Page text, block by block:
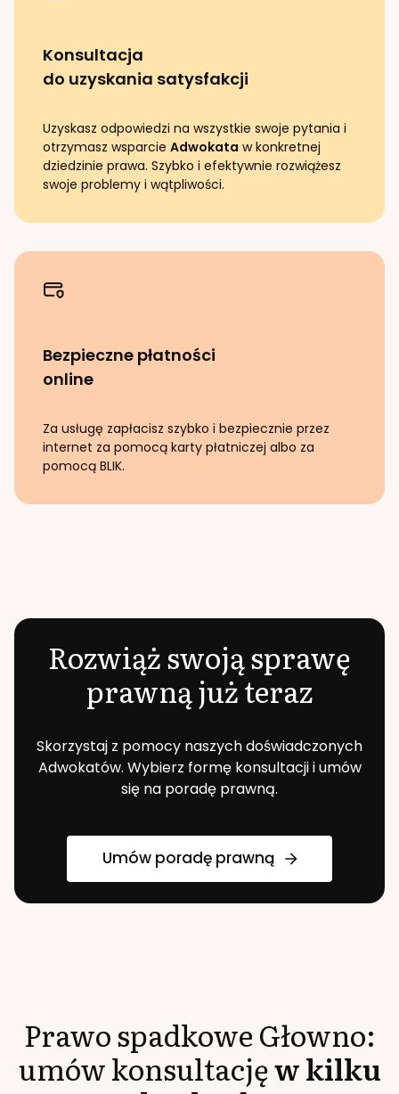
Konsultacja
do uzyskania satysfakcji
Uzyskasz odpowiedzi na wszystkie swoje pytania i
otrzymasz wsparcie Adwokata w konkretnej
dziedzinie prawa. Szybko i efektywnie rozwiążesz
swoje problemy i wątpliwości.
Bezpieczne płatności
online
Za usługę zapłacisz szybko i bezpiecznie przez
internet za pomocą karty płatniczej albo za
pomocą BLIK.
Rozwiąż swoją sprawę
prawną już teraz
Skorzystaj z pomocy naszych doświadczonych
Adwokatów. Wybierz formę konsultacji i umów
się na poradę prawną.
Umów poradę prawną
Prawo spadkoweGłowno:
umów konsultacjęw kilku